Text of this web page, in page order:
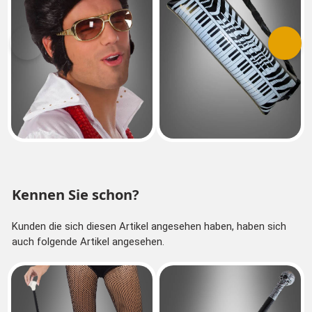
Vorherige
Kennen Sie schon?
Kunden die sich diesen Artikel angesehen haben, haben sich
auch folgende Artikel angesehen.